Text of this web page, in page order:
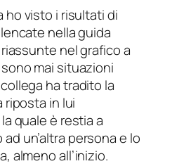
ho visto i risultati di
nella guida
nel grafico a
mai situazioni
ha tradito la
riposta in lui
quale è restia a
un’altra persona e lo
almeno all’inizio.